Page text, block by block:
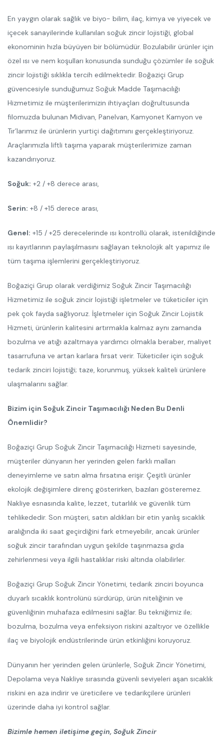
En yaygın olarak sağlık ve biyo- bilim, ilaç, kimya ve yiyecek ve
içecek sanayilerinde kullanılan soğuk zincir lojistiği, global
ekonominin hızla büyüyen bir bölümüdür. Bozulabilir ürünler için
özel ısı ve nem koşulları konusunda sunduğu çözümler ile soğuk
zincir lojistiği sıklıkla tercih edilmektedir. Boğaziçi Grup
güvencesiyle sunduğumuz Soğuk Madde Taşımacılığı
Hizmetimiz ile müşterilerimizin ihtiyaçları doğrultusunda
filomuzda bulunan Midivan, Panelvan, Kamyonet Kamyon ve
Tır’larımız ile ürünlerin yurtiçi dağıtımını gerçekleştiriyoruz.
Araçlarımızla liftli taşıma yaparak müşterilerimize zaman
kazandırıyoruz.
Soğuk: +2 / +8 derece arası,
Serin: +8 / +15 derece arası,
Genel: +15 / +25 derecelerinde ısı kontrollü olarak, istenildiğinde
ısı kayıtlarının paylaşılmasını sağlayan teknolojik alt yapımız ile
tüm taşıma işlemlerini gerçekleştiriyoruz.
Boğaziçi Grup olarak verdiğimiz Soğuk Zincir Taşımacılığı
Hizmetimiz ile soğuk zincir lojistiği işletmeler ve tüketiciler için
pek çok fayda sağlıyoruz. İşletmeler için Soğuk Zincir Lojistik
Hizmeti, ürünlerin kalitesini artırmakla kalmaz aynı zamanda
bozulma ve atığı azaltmaya yardımcı olmakla beraber, maliyet
tasarrufuna ve artan karlara fırsat verir. Tüketiciler için soğuk
tedarik zinciri lojistiği; taze, korunmuş, yüksek kaliteli ürünlere
ulaşmalarını sağlar.
Bizim için Soğuk Zincir Taşımacılığı Neden Bu Denli
Önemlidir?
Boğaziçi Grup Soğuk Zincir Taşımacılığı Hizmeti sayesinde,
müşteriler dünyanın her yerinden gelen farklı malları
deneyimleme ve satın alma fırsatına erişir. Çeşitli ürünler
ekolojik değişimlere direnç gösterirken, bazıları gösteremez.
Nakliye esnasında kalite, lezzet, tutarlılık ve güvenlik tüm
tehlikededir. Son müşteri, satın aldıkları bir etin yanlış sıcaklık
aralığında iki saat geçirdiğini fark etmeyebilir, ancak ürünler
soğuk zincir tarafından uygun şekilde taşınmazsa gıda
zehirlenmesi veya ilgili hastalıklar riski altında olabilirler.
Boğaziçi Grup Soğuk Zincir Yönetimi, tedarik zinciri boyunca
duyarlı sıcaklık kontrolünü sürdürüp, ürün niteliğinin ve
güvenliğinin muhafaza edilmesini sağlar. Bu tekniğimiz ile;
bozulma, bozulma veya enfeksiyon riskini azaltıyor ve özellikle
ilaç ve biyolojik endüstrilerinde ürün etkinliğini koruyoruz.
Dünyanın her yerinden gelen ürünlerle, Soğuk Zincir Yönetimi,
Depolama veya Nakliye sırasında güvenli seviyeleri aşan sıcaklık
riskini en aza indirir ve üreticilere ve tedarikçilere ürünleri
üzerinde daha iyi kontrol sağlar.
Bizimle hemen iletişime geçin, Soğuk Zincir